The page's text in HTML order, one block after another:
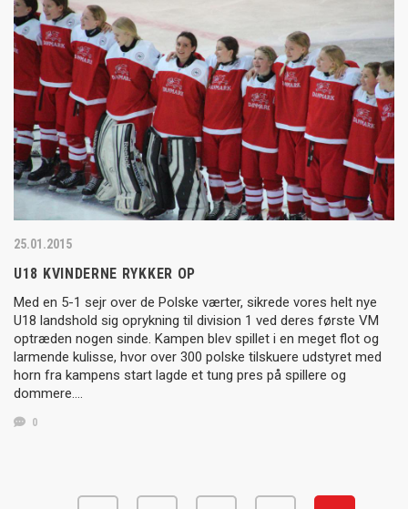
25.01.2015
U18 KVINDERNE RYKKER OP
Med en 5-1 sejr over de Polske værter, sikrede vores helt nye
U18 landshold sig oprykning til division 1 ved deres første VM
optræden nogen sinde. Kampen blev spillet i en meget flot og
larmende kulisse, hvor over 300 polske tilskuere udstyret med
horn fra kampens start lagde et tung pres på spillere og
dommere….
0